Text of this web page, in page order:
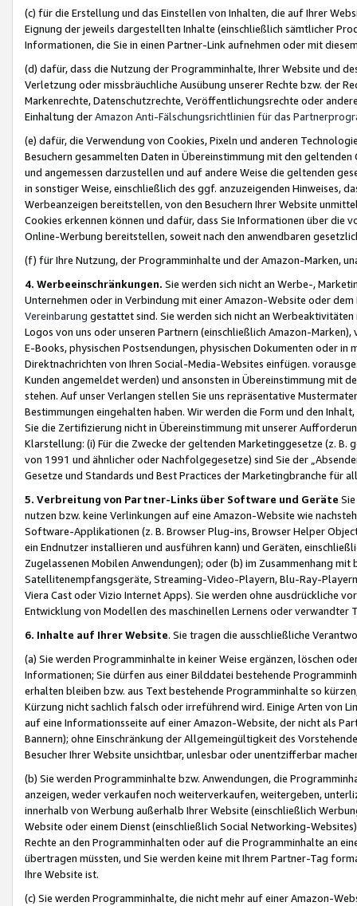
(c) für die Erstellung und das Einstellen von Inhalten, die auf Ihrer
Eignung der jeweils dargestellten Inhalte (einschließlich sämtlicher
Informationen, die Sie in einen Partner-Link aufnehmen oder mit
(d) dafür, dass die Nutzung der Programminhalte, Ihrer Website und
Verletzung oder missbräuchliche Ausübung unserer Rechte bzw. der
Markenrechte, Datenschutzrechte, Veröffentlichungsrechte oder
Einhaltung derAmazon Anti-Fälschungsrichtlinien für das
(e) dafür, die Verwendung von Cookies, Pixeln und anderen
Besuchern gesammelten Daten in Übereinstimmung mit den
und angemessen darzustellen und auf andere Weise die geltenden
in sonstiger Weise, einschließlich des ggf. anzuzeigenden Hinweises,
Werbeanzeigen bereitstellen, von den Besuchern Ihrer Website
Cookies erkennen können und dafür, dass Sie Informationen über die
Online-Werbung bereitstellen, soweit nach den anwendbaren
(f) für Ihre Nutzung, der Programminhalte und der Amazon-Marken,
4. Werbeeinschränkungen. Sie werden sich nicht an Werbe-,
Unternehmen oder in Verbindung mit einer Amazon-Website oder
Vereinbarung gestattet sind. Sie werden sich nicht an
Logos von uns oder unseren Partnern (einschließlich Amazon-
E-Books, physischen Postsendungen, physischen Dokumenten oder in
Direktnachrichten von Ihren Social-Media-Websites einfügen.
Kunden angemeldet werden) und ansonsten in Übereinstimmung mit
stehen. Auf unser Verlangen stellen Sie uns repräsentative
Bestimmungen eingehalten haben. Wir werden die Form und den
Sie die Zertifizierung nicht in Übereinstimmung mit unserer
Klarstellung: (i) Für die Zwecke der geltenden Marketinggesetze (z. B.
von 1991 und ähnlicher oder Nachfolgegesetze) sind Sie der
Gesetze und Standards und Best Practices der Marketingbranche für
5. Verbreitung von Partner-Links über Software und Geräte
nutzen bzw. keine Verlinkungen auf eine Amazon-Website wie
Software-Applikationen (z. B. Browser Plug-ins, Browser Helper
ein Endnutzer installieren und ausführen kann) und Geräten,
Zugelassenen Mobilen Anwendungen); oder (b) im Zusammenhang
Satellitenempfangsgeräte, Streaming-Video-Playern, Blu-Ray-
Viera Cast oder Vizio Internet Apps). Sie werden ohne ausdrückliche
Entwicklung von Modellen des maschinellen Lernens oder
6. Inhalte auf Ihrer Website. Sie tragen die ausschließliche
(a) Sie werden Programminhalte in keiner Weise ergänzen, löschen
Informationen; Sie dürfen aus einer Bilddatei bestehende
erhalten bleiben bzw. aus Text bestehende Programminhalte so
Kürzung nicht sachlich falsch oder irreführend wird. Einige Arten von
auf eine Informationsseite auf einer Amazon-Website, der nicht als
Bannern); ohne Einschränkung der Allgemeingültigkeit des
Besucher Ihrer Website unsichtbar, unlesbar oder unentzifferbar
(b) Sie werden Programminhalte bzw. Anwendungen, die
anzeigen, weder verkaufen noch weiterverkaufen, weitergeben,
innerhalb von Werbung außerhalb Ihrer Website (einschließlich
Website oder einem Dienst (einschließlich Social Networking-
Rechte an den Programminhalten oder auf die Programminhalte an
übertragen müssten, und Sie werden keine mit Ihrem Partner-Tag
Ihre Website ist.
(c) Sie werden Programminhalte, die nicht mehr auf einer Amazon-